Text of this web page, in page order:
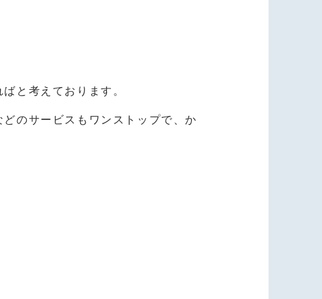
と考えております。
のサービスもワンストップで、か